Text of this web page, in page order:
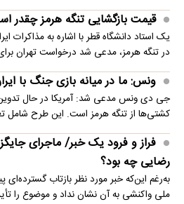
قیمت بازگشایی تنگه هرمز چقدر
یک استاد دانشگاه قطر با اشاره به مذاکرات
در تنگه هرمز، مدعی شد درخواست تهران
ونس: ما در میانه بازی جنگ با
جی دی ونس مدعی شد: آمریکا در حال
کشتی‌ها از تنگه هرمز است. این طرح شامل
فراز و فرود یک خبر/ ماجرای
رضایی چه بود؟
به‌رغم این‌که خبر مورد نظر بازتاب گسترده‌ای
ملی واکنشی به آن نشان نداد و موضوع را